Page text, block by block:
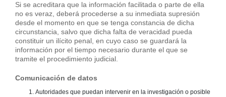
Si se acreditara que la información facilitada o parte de ella
no es veraz, deberá procederse a su inmediata supresión
desde el momento en que se tenga constancia de dicha
circunstancia, salvo que dicha falta de veracidad pueda
constituir un ilícito penal, en cuyo caso se guardará la
información por el tiempo necesario durante el que se
tramite el procedimiento judicial.
Comunicación de datos
Autoridades que puedan intervenir en la investigación o posible